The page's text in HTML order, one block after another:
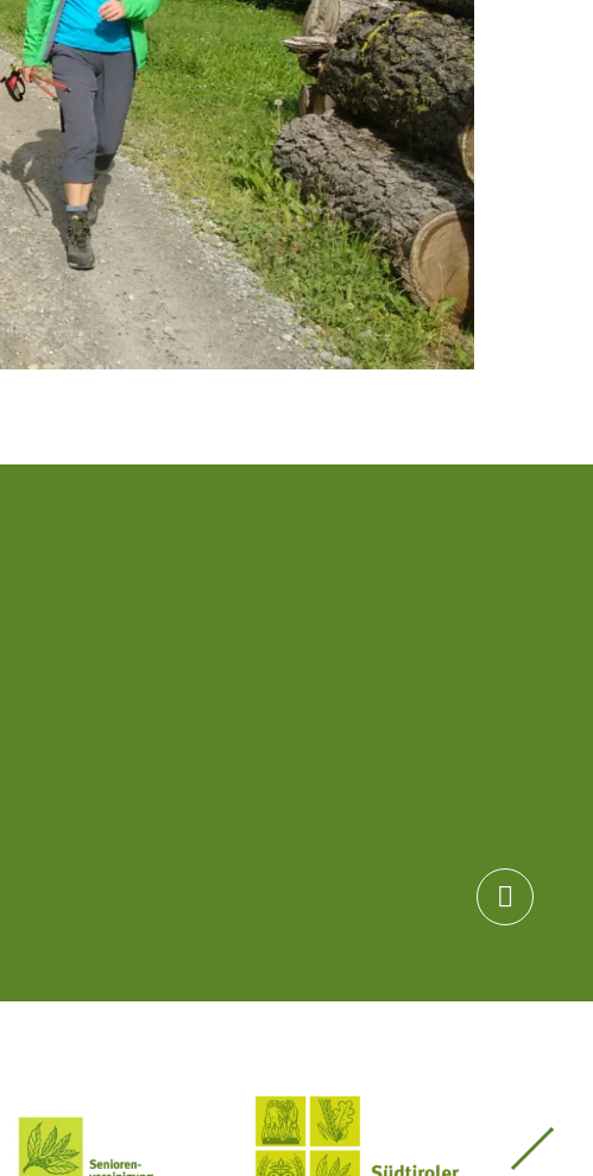

Seniorenvereinigung im SBB Südtiroler Bauernbund